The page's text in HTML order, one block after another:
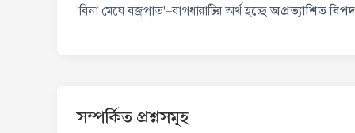
'বিনা মেঘে বজ্রপাত'-বাগধারাটির অর্থ হচ্ছেঅপ্রত্যাশিত বিপদ
সম্পর্কিত প্রশ্নসমূহ